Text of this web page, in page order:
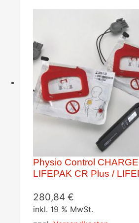
Physio Control
LIFEPAK CR Plus /
280,84 €
inkl. 19 % MwSt.